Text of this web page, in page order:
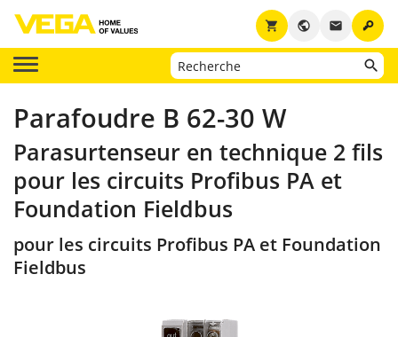
key
email
public
shopping_cart
Parafoudre B 62-30 W
Parasurtenseur en technique 2 fils
pour les circuits Profibus PA et
Foundation Fieldbus
pour les circuits Profibus PA et Foundation
Fieldbus